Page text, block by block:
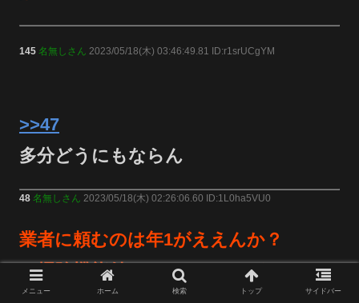
145 名無しさん 2023/05/18(木) 03:46:49.81 ID:r1srUCgYM
>>47
多分どうにもならん
48 名無しさん 2023/05/18(木) 02:26:06.60 ID:1L0ha5VU0
業者に頼むのは年1がええんか？
お掃除機能付きエアコンやとクリーニ
メニュー ホーム 検索 トップ サイドバー